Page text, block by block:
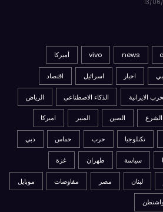
13/
news
vivo أميركا
اخبار اسرائيل اقتصاد
الايرانية الذكاء الاصطناعي الرياض
الشرع الصين المنبر اميركا
تكنلوجيا حرب حماس دبي
سياسة طهران غزة
لبنان مصر مفاوضات موبايل